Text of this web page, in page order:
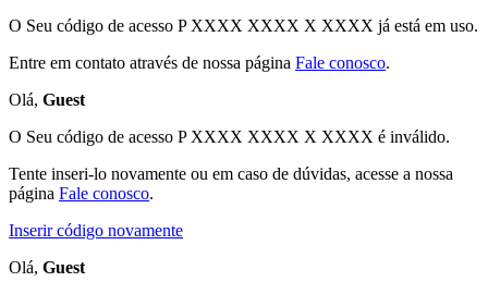
O Seu código de acesso P XXXX XXXX X XXXX já está em uso.
Entre em contato através de nossa página Fale conosco.
Olá, Guest
O Seu código de acesso P XXXX XXXX X XXXX é inválido.
Tente inseri-lo novamente ou em caso de dúvidas, acesse a nossa
página Fale conosco.
Inserir código novamente
Olá, Guest